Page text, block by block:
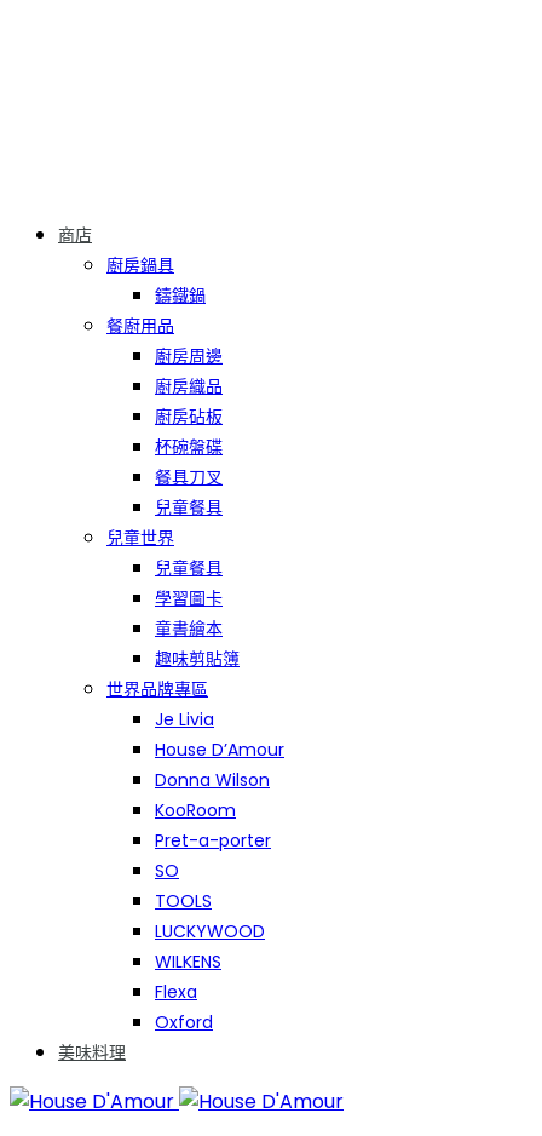
商店
廚房鍋具
鑄鐵鍋
餐廚用品
廚房周邊
廚房織品
廚房砧板
杯碗盤碟
餐具刀叉
兒童餐具
兒童世界
兒童餐具
學習圖卡
童書繪本
趣味剪貼簿
世界品牌專區
Je Livia
House D’Amour
Donna Wilson
KooRoom
Pret-a-porter
SO
TOOLS
LUCKYWOOD
WILKENS
Flexa
Oxford
美味料理